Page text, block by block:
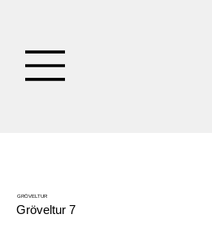
GRÖVELTUR
Gröveltur 7